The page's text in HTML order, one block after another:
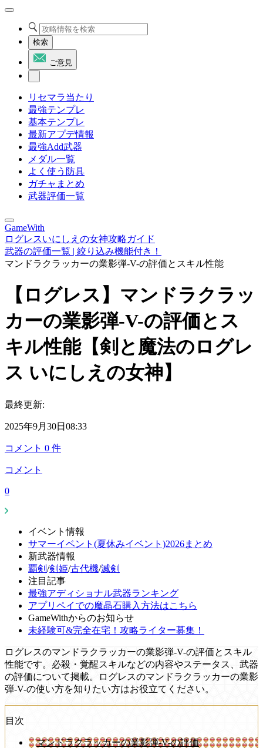
検索
ご意見
リセマラ当たり
最強テンプレ
基本テンプレ
最新アプデ情報
最強Add武器
メダル一覧
よく使う防具
ガチャまとめ
武器評価一覧
GameWith
ログレスいにしえの女神攻略ガイド
武器の評価一覧 | 絞り込み機能付き！
マンドラクラッカーの業影弾-V-の評価とスキル性能
【ログレス】マンドラクラッ
カーの業影弾-V-の評価とス
キル性能【剣と魔法のログレ
ス いにしえの女神】
最終更新:
2025年9月30日08:33
コメント 0 件
コメント
0
イベント情報
サマーイベント(夏休みイベント)2026まとめ
新武器情報
覇剣 /剣姫/古代機/滅剣
注目記事
最強アディショナル武器ランキング
アプリペイでの魔晶石購入方法はこちら
GameWithからのお知らせ
未経験可&完全在宅！攻略ライター募集！
ログレスのマンドラクラッカーの業影弾-V-の評価とスキル
性能です。必殺・覚醒スキルなどの内容やステータス、武器
の評価について掲載。ログレスのマンドラクラッカーの業影
弾-V-の使い方を知りたい方はお役立てください。
目次
マンドラクラッカーの業影弾-V-の評価